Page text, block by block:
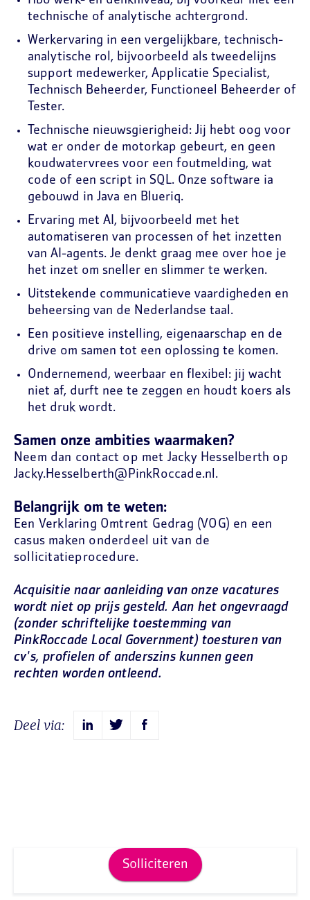
technische of analytische achtergrond.
Werkervaring in een vergelijkbare, technisch-
analytische rol, bijvoorbeeld als tweedelijns
support medewerker, Applicatie Specialist,
Technisch Beheerder, Functioneel Beheerder of
Tester.
Technische nieuwsgierigheid: Jij hebt oog voor
wat er onder de motorkap gebeurt, en geen
koudwatervrees voor een foutmelding, wat
code of een script in SQL. Onze software ia
gebouwd in Java en Blueriq.
Ervaring met AI, bijvoorbeeld met het
automatiseren van processen of het inzetten
van AI-agents. Je denkt graag mee over hoe je
het inzet om sneller en slimmer te werken.
Uitstekende communicatieve vaardigheden en
beheersing van de Nederlandse taal.
Een positieve instelling, eigenaarschap en de
drive om samen tot een oplossing te komen.
Ondernemend, weerbaar en flexibel: jij wacht
niet af, durft nee te zeggen en houdt koers als
het druk wordt.
Samen onze ambities waarmaken?
Neem dan contact op met Jacky Hesselberth op
Jacky.Hesselberth@PinkRoccade.nl.
Belangrijk om te weten:
Een Verklaring Omtrent Gedrag (VOG) en een
casus maken onderdeel uit van de
sollicitatieprocedure.
Acquisitie naar aanleiding van onze vacatures
wordt niet op prijs gesteld. Aan het ongevraagd
(zonder schriftelijke toestemming van
PinkRoccade Local Government) toesturen van
cv's, profielen of anderszins kunnen geen
rechten worden ontleend.
Deel via:
Solliciteren